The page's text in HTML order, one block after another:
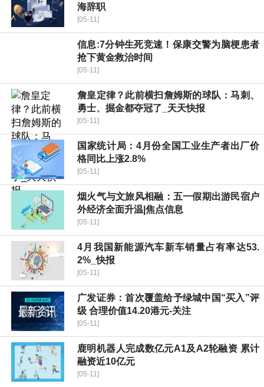
海辞职
[05-11]
信息:7分钟生死竞速！保康交警为脑梗患者
抢下黄金救治时间
[05-11]
詹皇定律？此前横扫詹姆斯的球队：马刺、
勇士、掘金都夺冠了_天天快报
[05-11]
国家统计局：4月份全国工业生产者出厂价
格同比上涨2.8%
[05-11]
烟火气与文旅风相融：五一假期出游民宿户
外经济全面升温|焦点信息
[05-11]
4月我国新能源汽车新车销量占有率达53.
2%_快报
[05-11]
广发证券：首次覆盖给予绿城中国“买入”评
级 合理价值14.20港元-关注
[05-11]
鹿明机器人完成数亿元A1及A2轮融资 累计
融资近10亿元
[05-11]